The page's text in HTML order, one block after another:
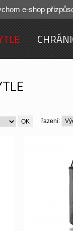
e-shop
řazení: